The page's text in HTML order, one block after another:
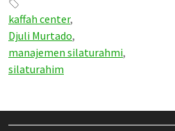
kaffah center,
Djuli Murtado,
manajemen silaturahmi,
silaturahim